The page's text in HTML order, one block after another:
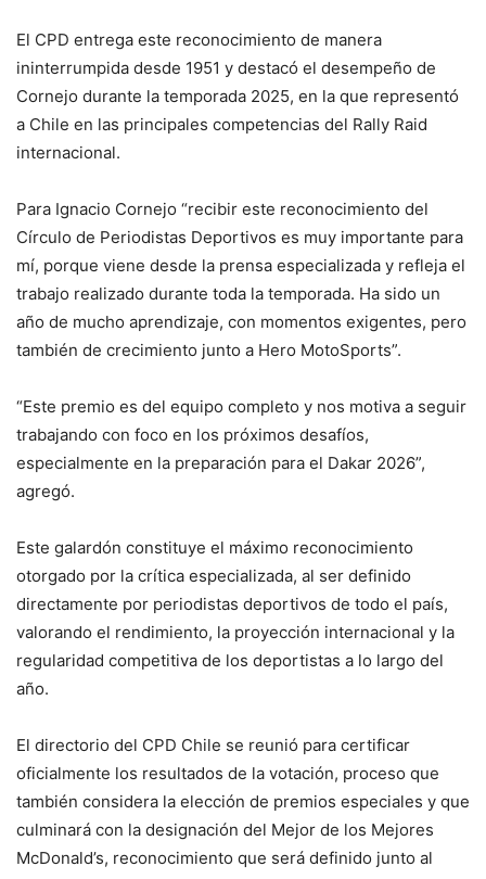
El CPD entrega este reconocimiento de manera
ininterrumpida desde 1951 y destacó el desempeño de
Cornejo durante la temporada 2025, en la que representó
a Chile en las principales competencias del Rally Raid
internacional.
Para Ignacio Cornejo “recibir este reconocimiento del
Círculo de Periodistas Deportivos es muy importante para
mí, porque viene desde la prensa especializada y refleja el
trabajo realizado durante toda la temporada. Ha sido un
año de mucho aprendizaje, con momentos exigentes, pero
también de crecimiento junto a Hero MotoSports”.
“Este premio es del equipo completo y nos motiva a seguir
trabajando con foco en los próximos desafíos,
especialmente en la preparación para el Dakar 2026”,
agregó.
Este galardón constituye el máximo reconocimiento
otorgado por la crítica especializada, al ser definido
directamente por periodistas deportivos de todo el país,
valorando el rendimiento, la proyección internacional y la
regularidad competitiva de los deportistas a lo largo del
año.
El directorio del CPD Chile se reunió para certificar
oficialmente los resultados de la votación, proceso que
también considera la elección de premios especiales y que
culminará con la designación del Mejor de los Mejores
McDonald’s, reconocimiento que será definido junto al